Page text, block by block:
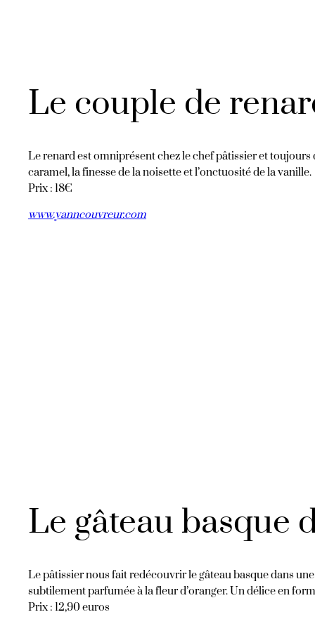
Le couple de
Le renard est omniprésent chez le chef pâtissier et
caramel, la finesse de la noisette et l’onctuosité de la vanille.
Prix : 18€
www.yanncouvreur.com
Le gâteau basque
Le pâtissier nous fait redécouvrir le gâteau basque dans
subtilement parfumée à la fleur d’oranger. Un délice en
Prix : 12,90 euros